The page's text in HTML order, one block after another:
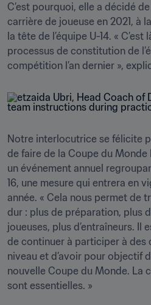
C’est pourquoi, elle a décidé
carrière de joueuse en 2021, à
la tête de l’équipe U-14. «
processus de constitution de
compétition l’an dernier »,
Notre interlocutrice se félicite
de faire de la Coupe du Monde
un événement annuel
16, une mesure qui entrera en
année. « Cela nous permet de
dur : plus de préparation, plus
joueuses, plus d’entraîneurs. Il
de continuer à participer à
niveau et d’avoir pour objectif
nouvelle Coupe du Monde. La
sont essentielles. »